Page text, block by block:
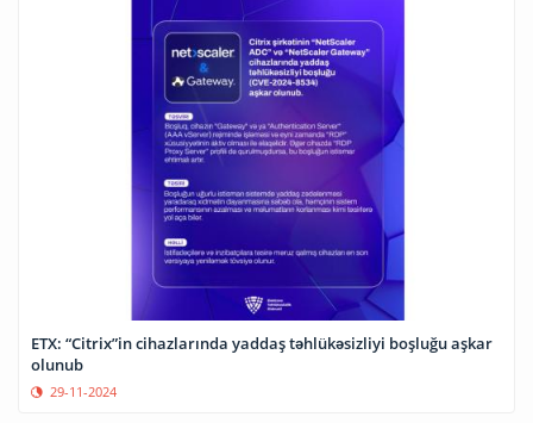
ETX: “Citrix”in cihazlarında yaddaş təhlükəsizliyi boşluğu aşkar
olunub
29-11-2024